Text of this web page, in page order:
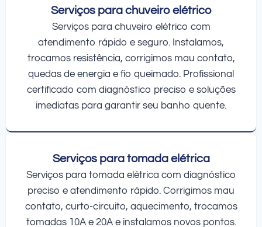
Serviços para chuveiro elétrico
Serviços para chuveiro elétrico com
atendimento rápido e seguro. Instalamos,
trocamos resistência, corrigimos mau contato,
quedas de energia e fio queimado. Profissional
certificado com diagnóstico preciso e soluções
imediatas para garantir seu banho quente.
Serviços para tomada elétrica
Serviços para tomada elétrica com diagnóstico
preciso e atendimento rápido. Corrigimos mau
contato, curto-circuito, aquecimento, trocamos
tomadas 10A e 20A e instalamos novos pontos.